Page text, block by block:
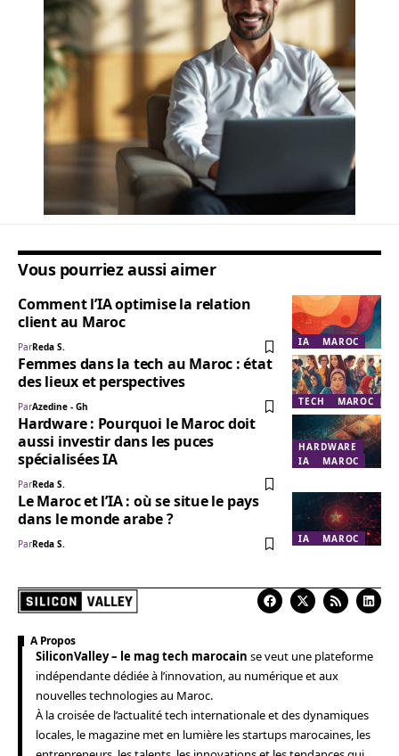
Vous pourriez aussi aimer
IA MAROC
Comment l’IA optimise la relation
client au Maroc
ParReda S.
TECH MAROC
Femmes dans la tech au Maroc : état
des lieux et perspectives
ParAzedine - Gh
HARDWARE
IA
MAROC
Hardware : Pourquoi le Maroc doit
aussi investir dans les puces
spécialisées IA
ParReda S.
IA MAROC
Le Maroc et l’IA : où se situe le pays
dans le monde arabe ?
ParReda S.
A Propos
SiliconValley – le mag tech marocain se veut une plateforme
indépendante dédiée à l’innovation, au numérique et aux
nouvelles technologies au Maroc.
À la croisée de l’actualité tech internationale et des dynamiques
locales, le magazine met en lumière les startups marocaines, les